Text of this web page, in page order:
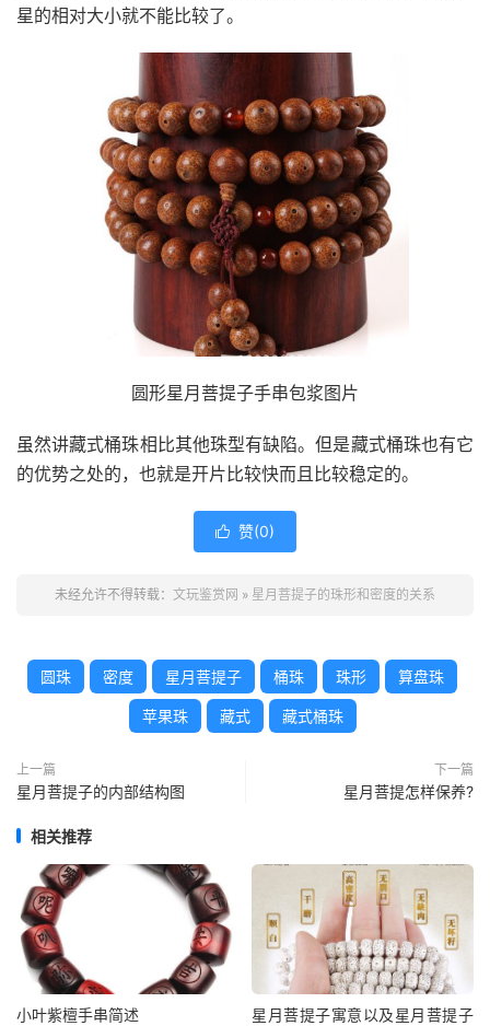
星的相对大小就不能比较了。
圆形星月菩提子手串包浆图片
虽然讲藏式桶珠相比其他珠型有缺陷。但是藏式桶珠也有它
的优势之处的，也就是开片比较快而且比较稳定的。
 赞(0)
未经允许不得转载： 文玩鉴赏网 » 星月菩提子的珠形和密度的关系
圆珠 密度 星月菩提子 桶珠 珠形 算盘珠
苹果珠 藏式 藏式桶珠
上一篇
星月菩提子的内部结构图
下一篇
星月菩提怎样保养?
相关推荐
小叶紫檀手串简述
星月菩提子寓意以及星月菩提子